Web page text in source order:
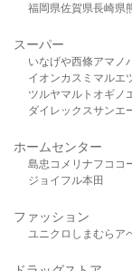
福岡県佐賀県長崎県
スーパー
いなげや西條アマノ
イオンカスミ マルエ
ツルヤマルト オギノ
ダイレックスサンエ
ホームセンター
島忠 コメリ ナフコ コ
ジョイフル本田
ファッション
ユニクロ しまむら ア